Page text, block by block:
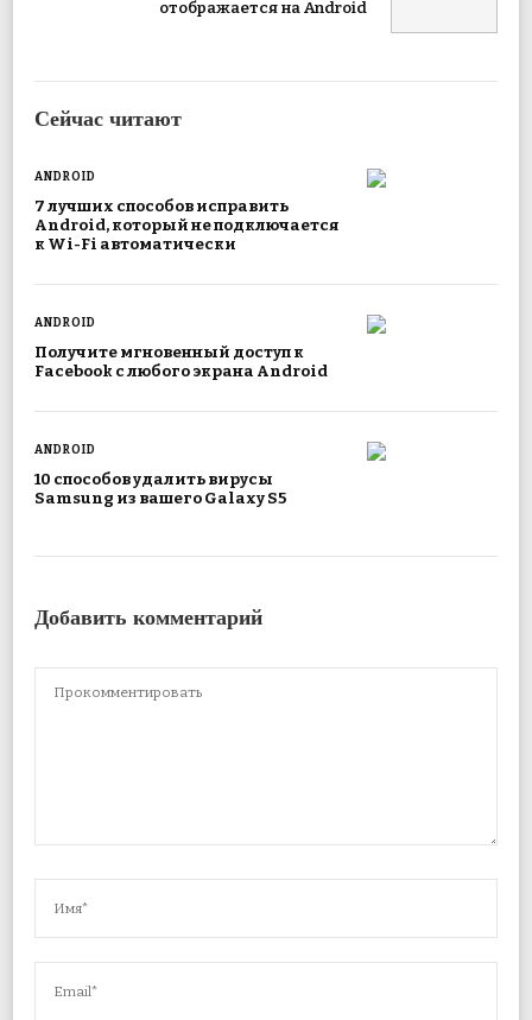
отображается на Android
Сейчас читают
ANDROID
7 лучших способов исправить
Android, который не подключается
к Wi-Fi автоматически
ANDROID
Получите мгновенный доступ к
Facebook с любого экрана Android
ANDROID
10 способов удалить вирусы
Samsung из вашего Galaxy S5
Добавить комментарий